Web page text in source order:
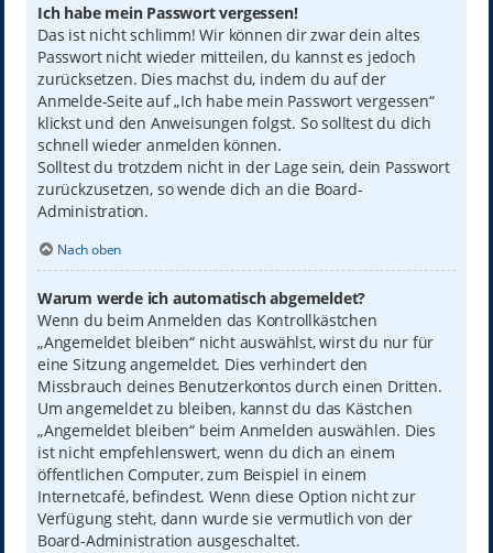
Ich habe mein Passwort vergessen!
Das ist nicht schlimm! Wir können dir zwar dein altes
Passwort nicht wieder mitteilen, du kannst es jedoch
zurücksetzen. Dies machst du, indem du auf der
Anmelde-Seite auf „Ich habe mein Passwort vergessen“
klickst und den Anweisungen folgst. So solltest du dich
schnell wieder anmelden können.
Solltest du trotzdem nicht in der Lage sein, dein Passwort
zurückzusetzen, so wende dich an die Board-
Administration.
Nach oben
Warum werde ich automatisch abgemeldet?
Wenn du beim Anmelden das Kontrollkästchen
„Angemeldet bleiben“ nicht auswählst, wirst du nur für
eine Sitzung angemeldet. Dies verhindert den
Missbrauch deines Benutzerkontos durch einen Dritten.
Um angemeldet zu bleiben, kannst du das Kästchen
„Angemeldet bleiben“ beim Anmelden auswählen. Dies
ist nicht empfehlenswert, wenn du dich an einem
öffentlichen Computer, zum Beispiel in einem
Internetcafé, befindest. Wenn diese Option nicht zur
Verfügung steht, dann wurde sie vermutlich von der
Board-Administration ausgeschaltet.